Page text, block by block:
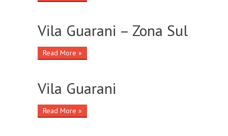
Vila Guarani – Zona Sul
Read More »
Vila Guarani
Read More »